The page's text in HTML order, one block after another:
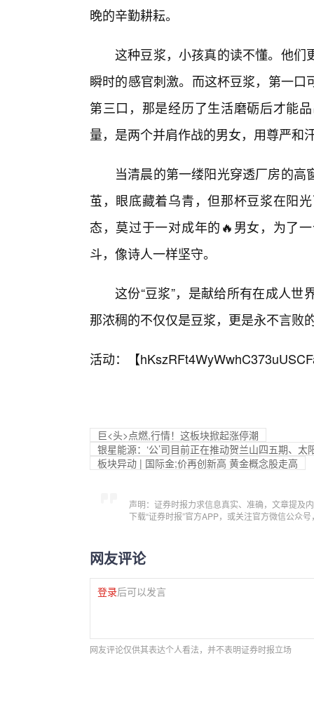
晚的辛勤耕耘。
这种豆浆，小孩真的读不懂。他们
瞬时的感官刺激。而这杯豆浆，第一
第三口，那是经历了生活磨砺后才能
量，是两个并肩作战的男女，用尊严和
当清晨的第一缕阳光穿透厂房的
茧，眼底藏着乌青，但那杯豆浆在阳
态，莫过于一对成年的🔥男女，为了
斗，像诗人一样坚守。
这份“豆浆”，是献给所有在成人
那浓稠的不仅仅是豆浆，更是永不言败
活动：【
巨<头>点燃,行情！这板块掀起涨停潮
银星能源：‘公’司目前正在推动贺兰山四五期、
板块异动 | 国际金;价再创新高 黄金概念股走高
声明：证券时报力求信息真实、准确，文章提及
下载“证券时报”官方APP，或关注官方微信公众
网友评论
登录后可以发言
网友评论仅供其表达个人看法，并不表明证券时报立场